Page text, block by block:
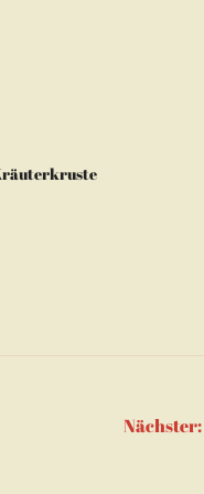
Nächster: